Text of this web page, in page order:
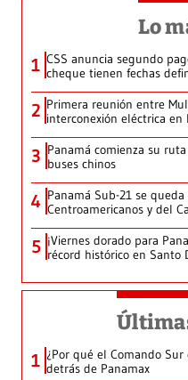
Lo
1 CSS anuncia segundo
cheque tienen fechas
2 Primera reunión entre
interconexión eléctrica en
3 Panamá comienza su
buses chinos
4 Panamá Sub-21 se
Centroamericanos y del
5 ¡Viernes dorado para
récord histórico en Santo
1 ¿Por qué el Comando
detrás de Panamax